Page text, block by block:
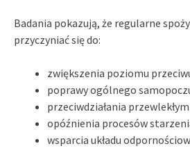
Badania pokazują, że regularne
przyczyniać się do:
zwiększenia poziomu
poprawy ogólnego
przeciwdziałania
opóźnienia procesów
wsparcia układu